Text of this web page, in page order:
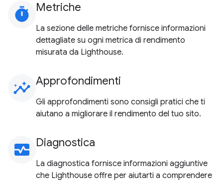
timer Metriche
La sezione delle metriche fornisce informazioni
dettagliate su ogni metrica di rendimento
misurata da Lighthouse.
insights Approfondimenti
Gli approfondimenti sono consigli pratici che ti
aiutano a migliorare il rendimento del tuo sito.
monitor_heart Diagnostica
La diagnostica fornisce informazioni aggiuntive
che Lighthouse offre per aiutarti a comprendere